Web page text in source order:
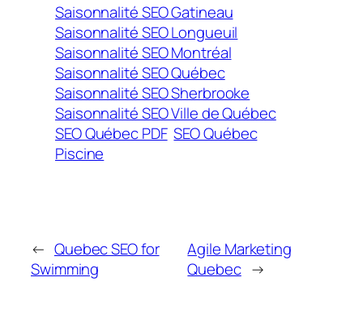
Saisonnalité SEO Gatineau
Saisonnalité SEO Longueuil
Saisonnalité SEO Montréal
Saisonnalité SEO Québec
Saisonnalité SEO Sherbrooke
Saisonnalité SEO Ville de Québec
SEO Québec PDF SEO Québec
Piscine
← Quebec SEO for
Swimming
Agile Marketing
Quebec →